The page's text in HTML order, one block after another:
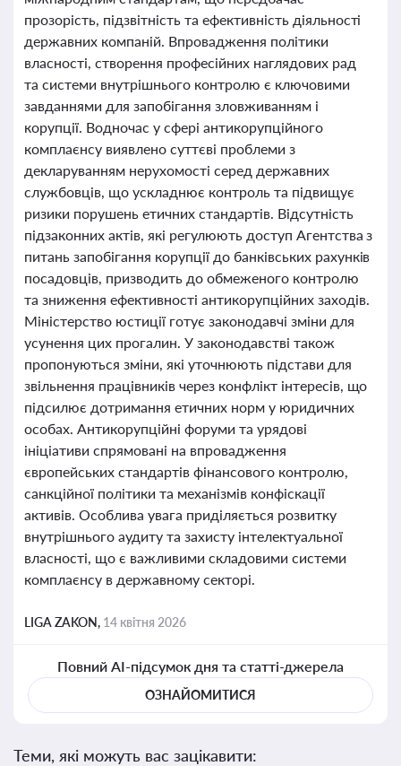
прозорість, підзвітність та ефективність діяльності
державних компаній. Впровадження політики
власності, створення професійних наглядових рад
та системи внутрішнього контролю є ключовими
завданнями для запобігання зловживанням і
корупції. Водночас у сфері антикорупційного
комплаєнсу виявлено суттєві проблеми з
декларуванням нерухомості серед державних
службовців, що ускладнює контроль та підвищує
ризики порушень етичних стандартів. Відсутність
підзаконних актів, які регулюють доступ Агентства з
питань запобігання корупції до банківських рахунків
посадовців, призводить до обмеженого контролю
та зниження ефективності антикорупційних заходів.
Міністерство юстиції готує законодавчі зміни для
усунення цих прогалин. У законодавстві також
пропонуються зміни, які уточнюють підстави для
звільнення працівників через конфлікт інтересів, що
підсилює дотримання етичних норм у юридичних
особах. Антикорупційні форуми та урядові
ініціативи спрямовані на впровадження
європейських стандартів фінансового контролю,
санкційної політики та механізмів конфіскації
активів. Особлива увага приділяється розвитку
внутрішнього аудиту та захисту інтелектуальної
власності, що є важливими складовими системи
комплаєнсу в державному секторі.
LIGA ZAKON, 14 квітня 2026
Повний AI-підсумок дня та статті-джерела
ОЗНАЙОМИТИСЯ
Теми, які можуть вас зацікавити: